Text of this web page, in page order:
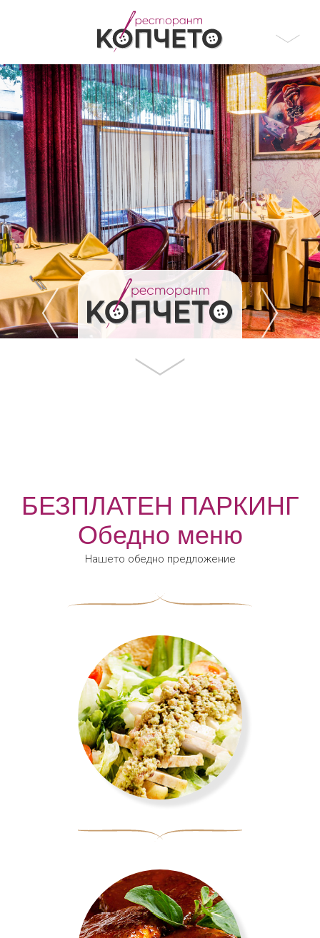
Български
English
Начало
За нас
Меню
Контакти
Хотел Алианс
БЕЗПЛАТЕН ПАРКИНГ
Обедно меню
Нашето обедно предложение